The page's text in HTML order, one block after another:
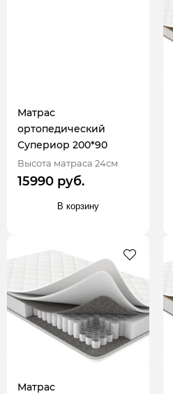
Матрас
ортопедический
Супериор 200*90
Высота матраса 24см
15990 руб.
В корзину
Матрас